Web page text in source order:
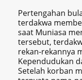
Pertengahan
terdakwa
saat Muniasa
tersebut,
rekan-rekannya
Kependudukan
Setelah korban